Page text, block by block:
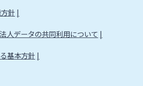
針
人データの共同利用について
基本方針